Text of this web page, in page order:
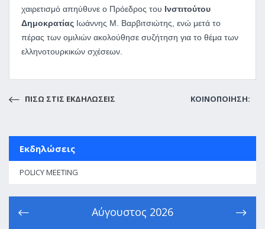
χαιρετισμό απηύθυνε ο Πρόεδρος του Ινστιτούτου
Δημοκρατίας Ιωάννης Μ. Βαρβιτσιώτης, ενώ μετά το
πέρας των ομιλιών ακολούθησε συζήτηση για το θέμα των
ελληνοτουρκικών σχέσεων.
ΠΙΣΩ ΣΤΙΣ ΕΚΔΗΛΩΣΕΙΣ ΚΟΙΝΟΠΟΙΗΣΗ:
Εκδηλώσεις
POLICY MEETING
Αύγουστος 2026